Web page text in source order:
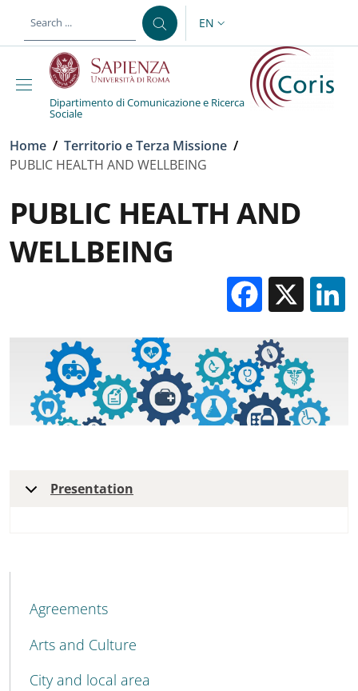
LANGUAGE SWITCHER:
EN
Dipartimento di Comunicazione e Ricerca
Sociale
Breadcrumb
Home / Territorio e Terza Missione /
PUBLIC HEALTH AND WELLBEING
PUBLIC HEALTH AND
WELLBEING
X
Presentation
MENU CEV SECOND NAVIGATION
Agreements
Arts and Culture
City and local area